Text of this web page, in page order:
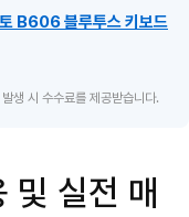
B606 블루투스 키보드
생 시 수수료를 제공받습니다.
및 실전 매